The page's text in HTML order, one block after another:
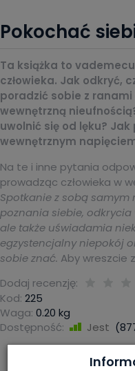
Pokochać
Ta książka to
człowieka. Jak odkryć,
poradzić sobie z
wewnętrzną
uwolnić się od lęku?
wewnętrznym
Na te i inne pytania
prowadząc człowieka w
Spotkanie z sobą samym
poznania siebie, odkrycia
ale także uświadamia
egzystencjalny niepokój
sobie znać. Aby wreszcie
Dodaj recenzję:
Kod: 225
Waga: 0.20 kg
Dostępność:
Jest (